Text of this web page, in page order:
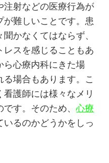
射などの医療行為が
難しいことです。患
かなくてはならず、
スを感じることもあ
ら心療内科にきた場
場合もあります。こ
護師には様々なメリ
です。そのため、心療
いるのかどうかをしっ